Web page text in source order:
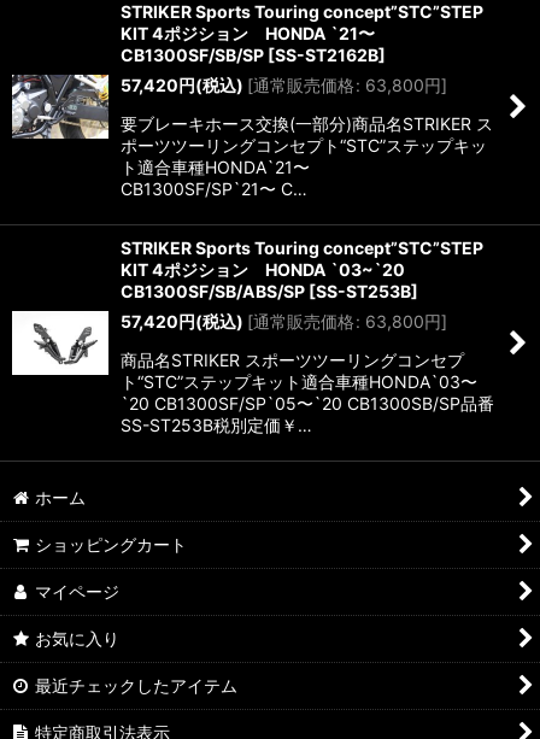
STRIKER Sports Touring concept”STC”STEP
KIT 4ポジション HONDA `21〜
CB1300SF/SB/SP [SS-ST2162B]
57,420円(税込) [通常販売価格: 63,800円]
要ブレーキホース交換(一部分)商品名STRIKER ス
ポーツツーリングコンセプト“STC”ステップキッ
ト適合車種HONDA`21〜
CB1300SF/SP`21〜 C…
STRIKER Sports Touring concept”STC”STEP
KIT 4ポジション HONDA `03~`20
CB1300SF/SB/ABS/SP [SS-ST253B]
57,420円(税込) [通常販売価格: 63,800円]
商品名STRIKER スポーツツーリングコンセプ
ト“STC”ステップキット適合車種HONDA`03〜
`20 CB1300SF/SP`05〜`20 CB1300SB/SP品番
SS-ST253B税別定価￥…
ホーム
ショッピングカート
マイページ
お気に入り
最近チェックしたアイテム
特定商取引法表示